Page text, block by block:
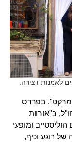
ויצירה.
בפרדס
ב"אורוות
ומופעי
רוגע וכיף,